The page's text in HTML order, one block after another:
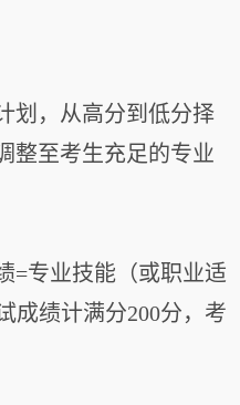
划，从高分到低分择
整至考生充足的专业
=专业技能（或职业适
成绩计满分200分，考